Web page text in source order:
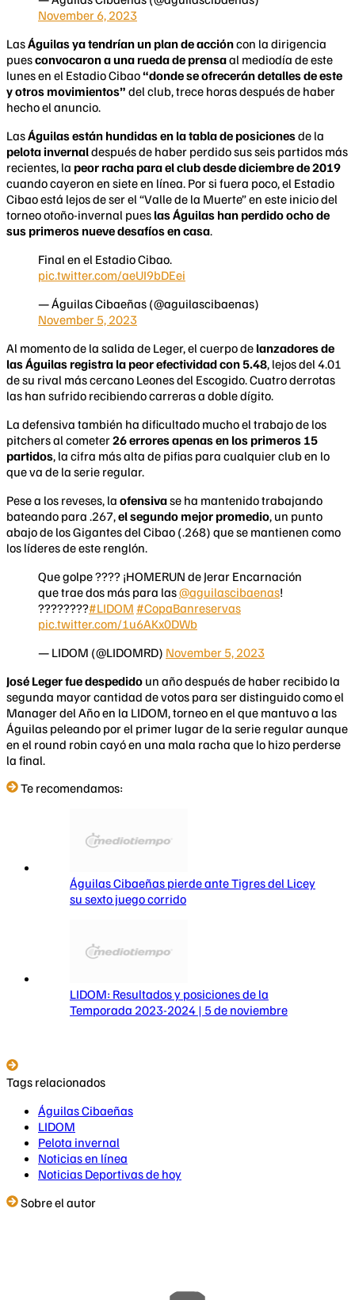
November 6, 2023
LasÁguilas ya tendrían un plan de accióncon la dirigencia
puesconvocaron a una rueda de prensaal mediodía de este
lunes en el Estadio Cibao“donde se ofrecerán detalles de este
y otros movimientos” del club, trece horas después de haber
hecho el anuncio.
LasÁguilas están hundidas en la tabla de posicionesde la
pelota invernaldespués de haber perdido sus seis partidos más
recientes, la peor racha para el club desde diciembre de 2019
cuando cayeron en siete en línea. Por si fuera poco, el Estadio
Cibao está lejos de ser el “Valle de la Muerte” en este inicio del
torneo otoño-invernal pues las Águilas han perdido ocho de
sus primeros nueve desafíos en casa.
Final en el Estadio Cibao.
pic.twitter.com/aeUI9bDEei
— Águilas Cibaeñas (@aguilascibaenas)
November 5, 2023
Al momento de la salida de Leger, el cuerpo de lanzadores de
las Águilas registra la peor efectividad con 5.48, lejos del 4.01
de su rival más cercano Leones del Escogido. Cuatro derrotas
las han sufrido recibiendo carreras a doble dígito.
La defensiva también ha dificultado mucho el trabajo de los
pitchers al cometer26 errores apenas en los primeros 15
partidos, la cifra más alta de pifias para cualquier club en lo
que va de la serie regular.
Pese a los reveses, la ofensivase ha mantenido trabajando
bateando para .267,el segundo mejor promedio, un punto
abajo de los Gigantes del Cibao (.268) que se mantienen como
los líderes de este renglón.
Que golpe ???? ¡HOMERUN de Jerar Encarnación
que trae dos más para las@aguilascibaenas!
????????#LIDOM #CopaBanreservas
pic.twitter.com/1u6AKx0DWb
— LIDOM (@LIDOMRD) November 5, 2023
José Leger fue despedido un año después de haber recibido la
segunda mayor cantidad de votos para ser distinguido como el
Manager del Año en la LIDOM, torneo en el que mantuvo a las
Águilas peleando por el primer lugar de la serie regular aunque
en el round robin cayó en una mala racha que lo hizo perderse
la final.
Te recomendamos:
Águilas Cibaeñas pierde ante Tigres del Licey
su sexto juego corrido
LIDOM: Resultados y posiciones de la
Temporada 2023-2024 | 5 de noviembre
Tags relacionados
Águilas Cibaeñas
LIDOM
Pelota invernal
Noticias en línea
Noticias Deportivas de hoy
Sobre el autor